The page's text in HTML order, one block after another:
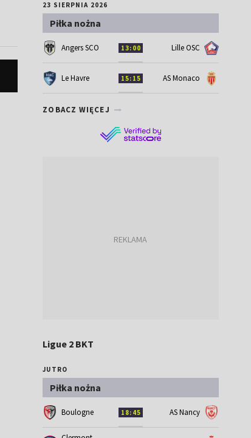
23 SIERPNIA 2026
Piłka nożna
Angers SCO 13:00 Lille OSC
Le Havre 15:15 AS Monaco
ZOBACZ WIĘCEJ
Ligue 2 BKT
JUTRO
Piłka nożna
Boulogne 18:45 AS Nancy